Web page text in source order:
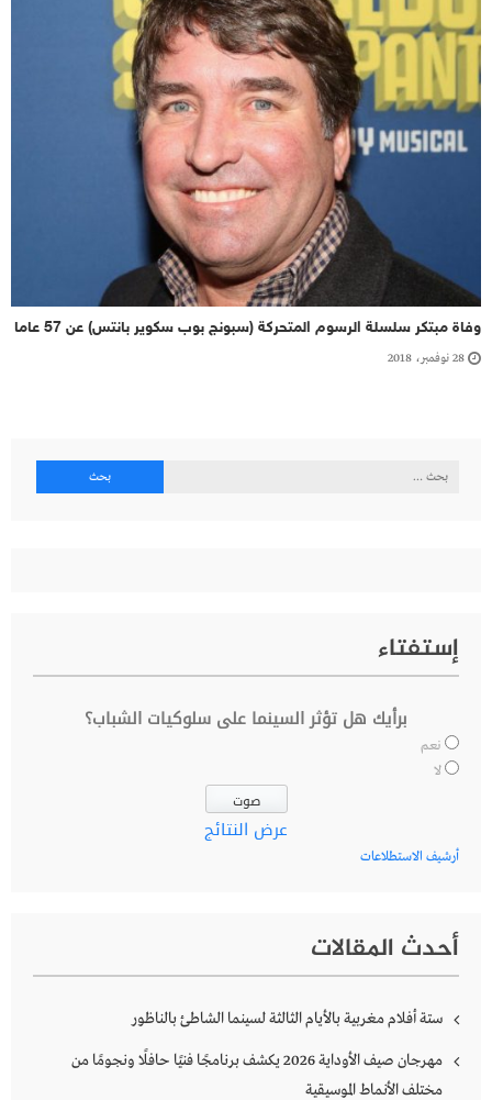
وفاة مبتكر سلسلة الرسوم المتحركة (سبونج بوب سكوير بانتس) عن 57 عاما
28 نوفمبر، 2018
البحث
إستفتاء
برأيك هل تؤثر السينما على سلوكيات الشباب؟
نعم
لا
عرض النتائج
أرشيف الاستطلاعات
أحدث المقالات
ستة أفلام مغربية بالأيام الثالثة لسينما الشاطئ بالناظور
مهرجان صيف الأوداية 2026 يكشف برنامجًا فنيًا حافلًا ونجومًا من
مختلف الأنماط الموسيقية